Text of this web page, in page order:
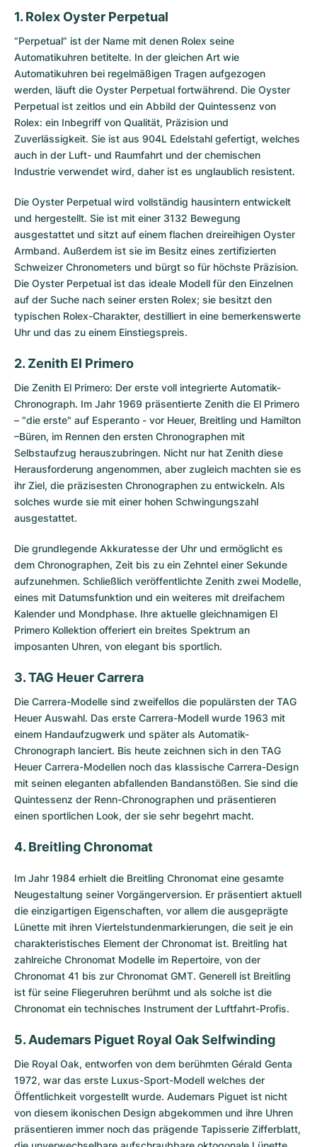
1. Rolex Oyster Perpetual
“Perpetual” ist der Name mit denen Rolex seine
Automatikuhren betitelte. In der gleichen Art wie
Automatikuhren bei regelmäßigen Tragen aufgezogen
werden, läuft die Oyster Perpetual fortwährend. Die Oyster
Perpetual ist zeitlos und ein Abbild der Quintessenz von
Rolex: ein Inbegriff von Qualität, Präzision und
Zuverlässigkeit. Sie ist aus 904L Edelstahl gefertigt, welches
auch in der Luft- und Raumfahrt und der chemischen
Industrie verwendet wird, daher ist es unglaublich resistent.
Die Oyster Perpetual wird vollständig hausintern entwickelt
und hergestellt. Sie ist mit einer 3132 Bewegung
ausgestattet und sitzt auf einem flachen dreireihigen Oyster
Armband. Außerdem ist sie im Besitz eines zertifizierten
Schweizer Chronometers und bürgt so für höchste Präzision.
Die Oyster Perpetual ist das ideale Modell für den Einzelnen
auf der Suche nach seiner ersten Rolex; sie besitzt den
typischen Rolex-Charakter, destilliert in eine bemerkenswerte
Uhr und das zu einem Einstiegspreis.
2. Zenith El Primero
Die Zenith El Primero: Der erste voll integrierte Automatik-
Chronograph. Im Jahr 1969 präsentierte Zenith die El Primero
– "die erste" auf Esperanto - vor Heuer, Breitling und Hamilton
–Büren, im Rennen den ersten Chronographen mit
Selbstaufzug herauszubringen. Nicht nur hat Zenith diese
Herausforderung angenommen, aber zugleich machten sie es
ihr Ziel, die präzisesten Chronographen zu entwickeln. Als
solches wurde sie mit einer hohen Schwingungszahl
ausgestattet.
Die grundlegende Akkuratesse der Uhr und ermöglicht es
dem Chronographen, Zeit bis zu ein Zehntel einer Sekunde
aufzunehmen. Schließlich veröffentlichte Zenith zwei Modelle,
eines mit Datumsfunktion und ein weiteres mit dreifachem
Kalender und Mondphase. Ihre aktuelle gleichnamigen El
Primero Kollektion offeriert ein breites Spektrum an
imposanten Uhren, von elegant bis sportlich.
3. TAG Heuer Carrera
Die Carrera-Modelle sind zweifellos die populärsten der TAG
Heuer Auswahl. Das erste Carrera-Modell wurde 1963 mit
einem Handaufzugwerk und später als Automatik-
Chronograph lanciert. Bis heute zeichnen sich in den TAG
Heuer Carrera-Modellen noch das klassische Carrera-Design
mit seinen eleganten abfallenden Bandanstößen. Sie sind die
Quintessenz der Renn-Chronographen und präsentieren
einen sportlichen Look, der sie sehr begehrt macht.
4. Breitling Chronomat
Im Jahr 1984 erhielt die Breitling Chronomat eine gesamte
Neugestaltung seiner Vorgängerversion. Er präsentiert aktuell
die einzigartigen Eigenschaften, vor allem die ausgeprägte
Lünette mit ihren Viertelstundenmarkierungen, die seit je ein
charakteristisches Element der Chronomat ist. Breitling hat
zahlreiche Chronomat Modelle im Repertoire, von der
Chronomat 41 bis zur Chronomat GMT. Generell ist Breitling
ist für seine Fliegeruhren berühmt und als solche ist die
Chronomat ein technisches Instrument der Luftfahrt-Profis.
5. Audemars Piguet Royal Oak Selfwinding
Die Royal Oak, entworfen von dem berühmten Gérald Genta
1972, war das erste Luxus-Sport-Modell welches der
Öffentlichkeit vorgestellt wurde. Audemars Piguet ist nicht
von diesem ikonischen Design abgekommen und ihre Uhren
präsentieren immer noch das prägende Tapisserie Zifferblatt,